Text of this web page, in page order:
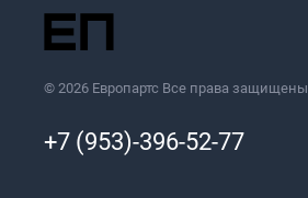
© 2026 Европартс Все права защищены
+7 (953)-396-52-77